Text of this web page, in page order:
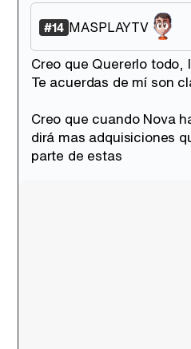
#14 MASPLAYTV
Creo que Quererlo todo,
Te acuerdas de mí son
Creo que cuando Nova
dirá mas adquisiciones
parte de estas